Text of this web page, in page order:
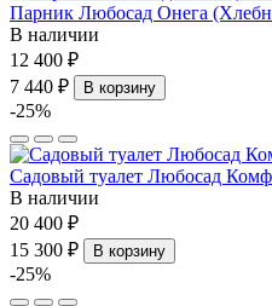
Парник Любосад Онега
В наличии
12 400 ₽
7 440 ₽
В корзину
-25%
Садовый туалет Любосад
В наличии
20 400 ₽
15 300 ₽
В корзину
-25%